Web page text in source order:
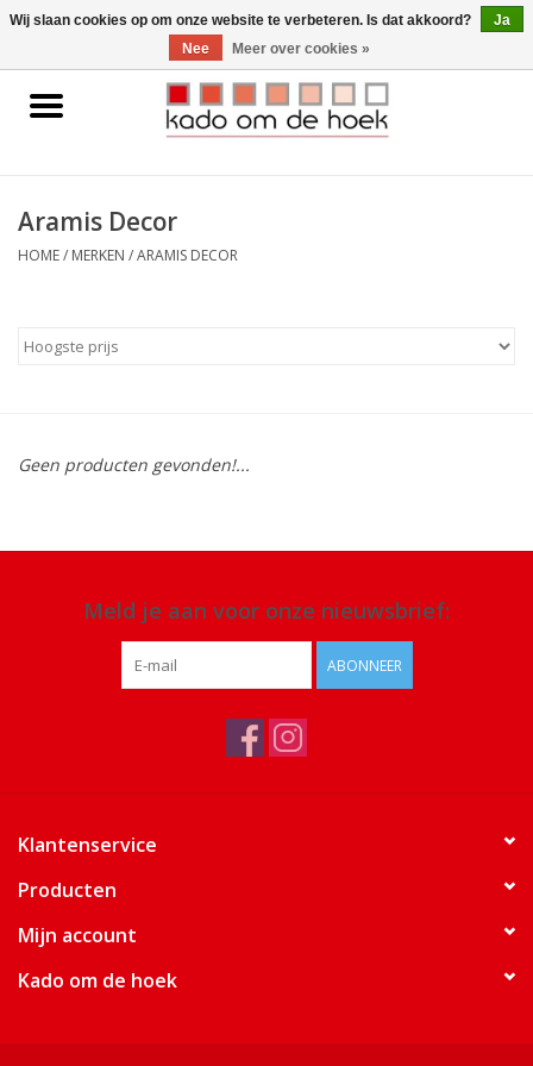
0 Artikelen - €0,00
Home
Gadgets
Aramis Decor
HOME/ MERKEN /ARAMIS DECOR
Geen producten gevonden!...
Meld je aan voor onze nieuwsbrief:
ABONNEER
Klantenservice
Producten
Mijn account
Kado om de hoek
Wij slaan cookies op om onze website te verbeteren. Is dat akkoord?
Ja
Nee
Meer over cookies »